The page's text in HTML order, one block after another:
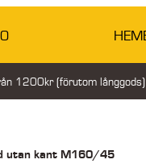
HEM
1200kr (förutom långgods)
utan kant M160/45